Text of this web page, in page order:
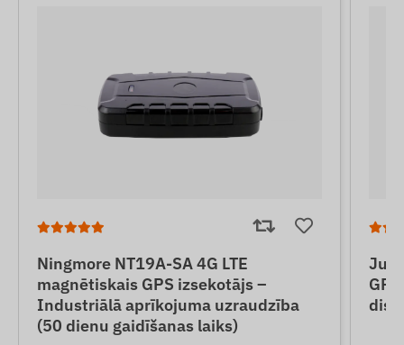
Ningmore NT19A-SA 4G LTE
magnētiskais GPS izsekotājs –
Industriālā aprīkojuma uzraudzība
(50 dienu gaidīšanas laiks)